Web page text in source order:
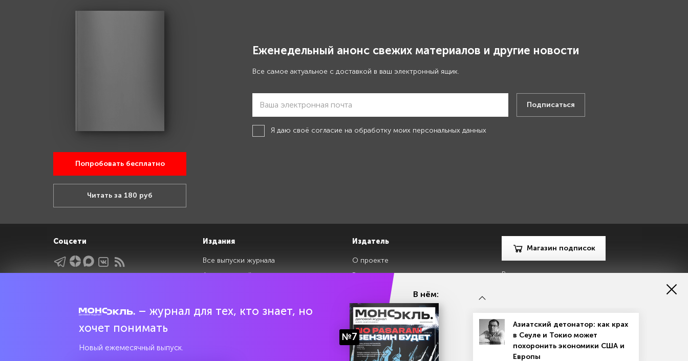
Попробовать бесплатно
Читать за 180 руб
Еженедельный анонс свежих материалов и другие новости
Все самое актуальное с доставкой в ваш электронный ящик.
Подписаться
Я даю своё согласие на обработку моих персональных данных
Соцсети
Интервью
Издания
Все выпуски журнала
Архив изданий
Издатель
О проекте
Редакция
Контакты
Магазин подписок
Рекламодателям
– журнал для тех, кто знает, но
хочет понимать
Новый ежемесячный выпуск.
В нём:
№7
Азиатский детонатор: как крах
в Сеуле и Токио может
похоронить экономики США и
Европы